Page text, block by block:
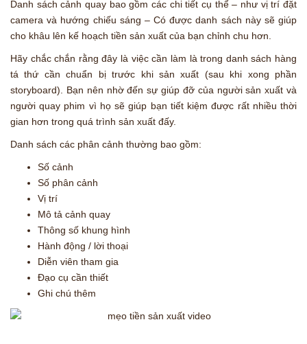
Danh sách cảnh quay bao gồm các chi tiết cụ thể – như vị trí đặt
camera và hướng chiếu sáng – Có được danh sách này sẽ giúp
cho khâu lên kế hoạch tiền sản xuất của bạn chỉnh chu hơn.
Hãy chắc chắn rằng đây là việc cần làm là trong danh sách hàng
tá thứ cần chuẩn bị trước khi sản xuất (sau khi xong phần
storyboard). Bạn nên nhờ đến sự giúp đỡ của người sản xuất và
người quay phim vì họ sẽ giúp bạn tiết kiệm được rất nhiều thời
gian hơn trong quá trình sản xuất đấy.
Danh sách các phân cảnh thường bao gồm:
Số cảnh
Số phân cảnh
Vị trí
Mô tả cảnh quay
Thông số khung hình
Hành động / lời thoại
Diễn viên tham gia
Đạo cụ cần thiết
Ghi chú thêm